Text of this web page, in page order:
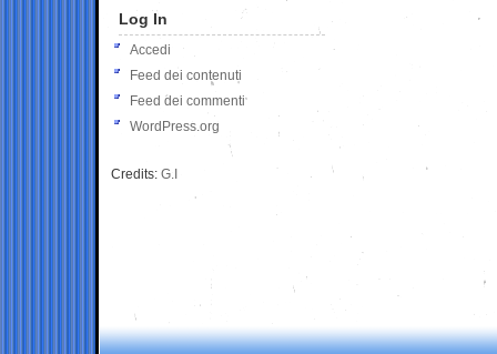
Log In
Accedi
Feed dei contenuti
Feed dei commenti
WordPress.org
Credits: G.I